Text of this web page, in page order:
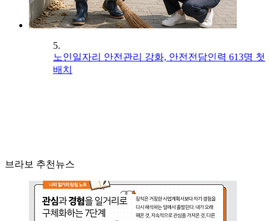
5.
노인일자리 안전관리 강화, 안전전담인력 613명 첫
배치
브라보 추천뉴스